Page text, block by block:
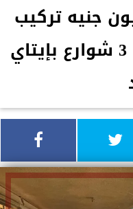
إجمالية 10مليون جنيه تركيب
بلاط إنترلوك بفرعيات 3 شوارع بإيتاي